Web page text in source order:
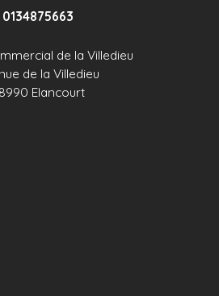
0134875663
de la Villedieu
de la Villedieu
Elancourt